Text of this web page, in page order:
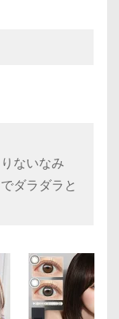
ないなみ
ダラダラと